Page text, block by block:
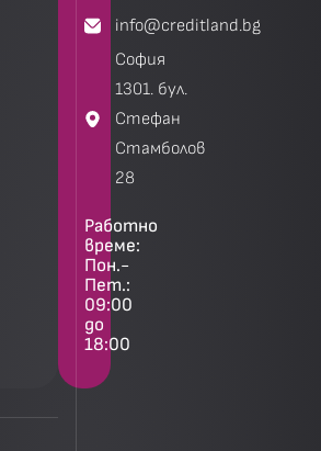
info@creditland.bg
София
1301. бул.
Стефан
Стамболов
28
Работно
време:
Пон.-
Пет.:
09:00
до
18:00